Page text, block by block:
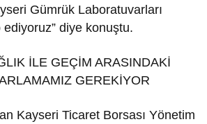
Gümrük Laboratuvarları
ediyoruz” diye konuştu.
İLE GEÇİM ARASINDAKİ
GEREKİYOR
Kayseri Ticaret Borsası Yönetim